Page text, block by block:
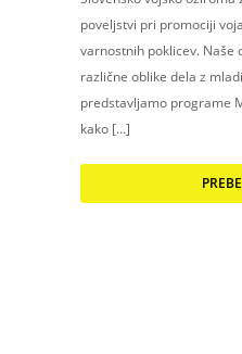
poveljstvi pri promociji
varnostnih poklicev. Naše
različne oblike dela z
predstavljamo programe
kako […]